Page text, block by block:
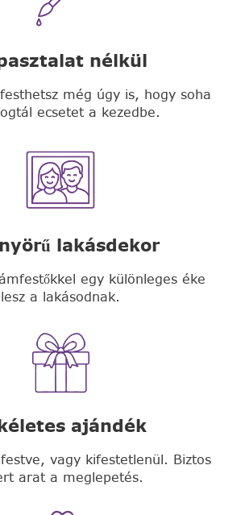
nélkül
még úgy is, hogy soha
ecsetet a kezedbe.
lakásdekor
egy különleges éke
lesz a lakásodnak.
ajándék
vagy kifestetlenül. Biztos
arat a meglepetés.